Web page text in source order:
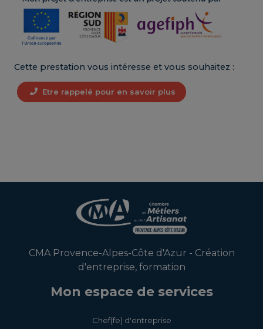
Cette prestation vous intéresse et vous souhaitez :
Etre rappelé pour en savoir plus
CMA Provence-Alpes-Côte d'Azur - Création
d'entreprise, formation
Mon espace de services
Chef(fe) d'entreprise